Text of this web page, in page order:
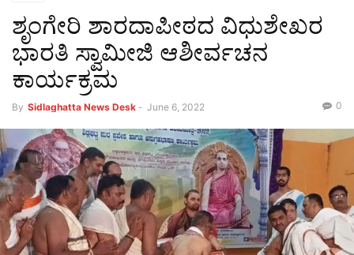
ಶೃಂಗೇರಿ ಶಾರದಾಪೀಠದ ವಿಧುಶೇಖರ
ಭಾರತಿ ಸ್ವಾಮೀಜಿ ಆಶೀರ್ವಚನ
ಕಾರ್ಯಕ್ರಮ
By Sidlaghatta News Desk - June 6, 2022 0